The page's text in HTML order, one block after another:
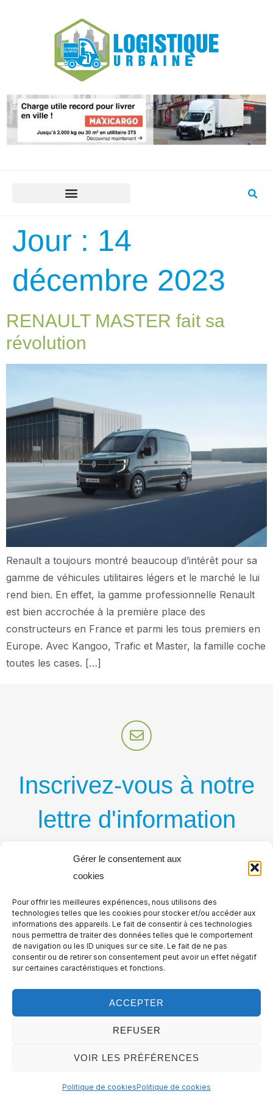
Gérer le consentement aux
cookies
Pour offrir les meilleures expériences, nous utilisons des
technologies telles que les cookies pour stocker et/ou accéder aux
informations des appareils. Le fait de consentir à ces technologies
nous permettra de traiter des données telles que le comportement
de navigation ou les ID uniques sur ce site. Le fait de ne pas
consentir ou de retirer son consentement peut avoir un effet négatif
sur certaines caractéristiques et fonctions.
ACCEPTER
REFUSER
VOIR LES PRÉFÉRENCES
Politique de cookiesPolitique de cookies
Jour : 14
décembre 2023
RENAULT MASTER fait sa
révolution
Renault a toujours montré beaucoup d’intérêt pour sa
gamme de véhicules utilitaires légers et le marché le lui
rend bien. En effet, la gamme professionnelle Renault
est bien accrochée à la première place des
constructeurs en France et parmi les tous premiers en
Europe. Avec Kangoo, Trafic et Master, la famille coche
toutes les cases. […]
Inscrivez-vous à notre
lettre d'information
par courriel
par courriel
reserved. Logistique Urbaine est édité par la société Tema Media